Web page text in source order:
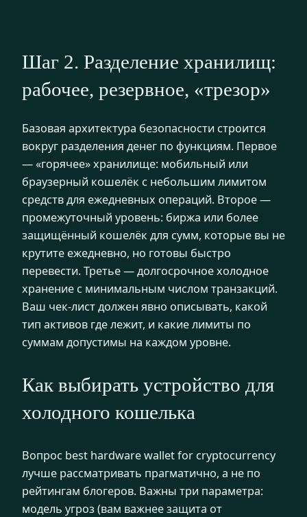
Шаг 2. Разделение хранилищ:
рабочее, резервное, «трезор»
Базовая архитектура безопасности строится
вокруг разделения денег по функциям. Первое
— «горячее» хранилище: мобильный или
браузерный кошелёк с небольшим лимитом
средств для ежедневных операций. Второе —
промежуточный уровень: биржа или более
защищённый кошелёк для сумм, которые вы не
крутите ежедневно, но готовы быстро
перевести. Третье — долгосрочное холодное
хранение с минимальным числом транзакций.
Ваш чек-лист должен явно описывать, какой
тип активов где лежит, и какие лимиты по
суммам допустимы на каждом уровне.
Как выбирать устройство для
холодного кошелька
Вопрос best hardware wallet for cryptocurrency
лучше рассматривать прагматично, а не по
рейтингам блогеров. Важны три параметра:
модель угроз (вам важнее защита от